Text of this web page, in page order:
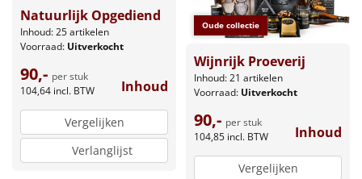
Borrelplank
Slowcooker
Noodradio NIEUW
Natuurlijk Opgediend
Inhoud: 25 artikelen
Voorraad: Uitverkocht
90,- per stuk
104,64 incl. BTW Inhoud
Vergelijken
Verlanglijst
Oude collectie
Wijnrijk Proeverij
Inhoud: 21 artikelen
Voorraad: Uitverkocht
90,- per stuk
104,85 incl. BTW Inhoud
Vergelijken